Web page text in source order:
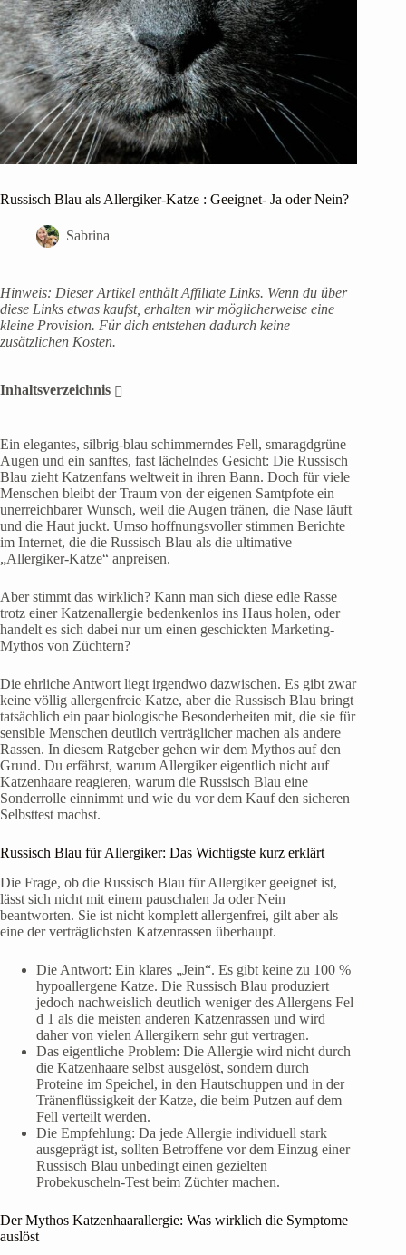
Russisch Blau als Allergiker-Katze : Geeignet- Ja oder Nein?
Sabrina
Hinweis: Dieser Artikel enthält Affiliate Links. Wenn du über
diese Links etwas kaufst, erhalten wir möglicherweise eine
kleine Provision. Für dich entstehen dadurch keine
zusätzlichen Kosten.
Inhaltsverzeichnis
Ein elegantes, silbrig-blau schimmerndes Fell, smaragdgrüne
Augen und ein sanftes, fast lächelndes Gesicht: Die Russisch
Blau zieht Katzenfans weltweit in ihren Bann. Doch für viele
Menschen bleibt der Traum von der eigenen Samtpfote ein
unerreichbarer Wunsch, weil die Augen tränen, die Nase läuft
und die Haut juckt. Umso hoffnungsvoller stimmen Berichte
im Internet, die die Russisch Blau als die ultimative
„Allergiker-Katze“ anpreisen.
Aber stimmt das wirklich? Kann man sich diese edle Rasse
trotz einer Katzenallergie bedenkenlos ins Haus holen, oder
handelt es sich dabei nur um einen geschickten Marketing-
Mythos von Züchtern?
Die ehrliche Antwort liegt irgendwo dazwischen. Es gibt zwar
keine völlig allergenfreie Katze, aber die Russisch Blau bringt
tatsächlich ein paar biologische Besonderheiten mit, die sie für
sensible Menschen deutlich verträglicher machen als andere
Rassen. In diesem Ratgeber gehen wir dem Mythos auf den
Grund. Du erfährst, warum Allergiker eigentlich nicht auf
Katzenhaare reagieren, warum die Russisch Blau eine
Sonderrolle einnimmt und wie du vor dem Kauf den sicheren
Selbsttest machst.
Russisch Blau für Allergiker: Das Wichtigste kurz erklärt
Die Frage, ob die Russisch Blau für Allergiker geeignet ist,
lässt sich nicht mit einem pauschalen Ja oder Nein
beantworten. Sie ist nicht komplett allergenfrei, gilt aber als
eine der verträglichsten Katzenrassen überhaupt.
Die Antwort: Ein klares „Jein“. Es gibt keine zu 100 %
hypoallergene Katze. Die Russisch Blau produziert
jedoch nachweislich deutlich weniger des Allergens Fel
d 1 als die meisten anderen Katzenrassen und wird
daher von vielen Allergikern sehr gut vertragen.
Das eigentliche Problem: Die Allergie wird nicht durch
die Katzenhaare selbst ausgelöst, sondern durch
Proteine im Speichel, in den Hautschuppen und in der
Tränenflüssigkeit der Katze, die beim Putzen auf dem
Fell verteilt werden.
Die Empfehlung: Da jede Allergie individuell stark
ausgeprägt ist, sollten Betroffene vor dem Einzug einer
Russisch Blau unbedingt einen gezielten
Probekuscheln-Test beim Züchter machen.
Der Mythos Katzenhaarallergie: Was wirklich die Symptome
auslöst